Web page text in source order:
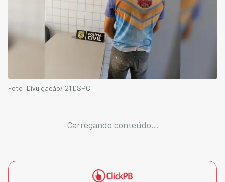
Foto: Divulgação/ 21 DSPC
Carregando conteúdo...